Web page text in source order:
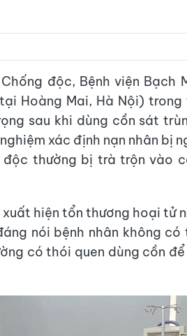
độc, Bệnh viện Bạch
Hoàng Mai, Hà Nội) trong
sau khi dùng cồn sát
xác định nạn nhân bị
thường bị trà trộn vào
xuất hiện tổn thương hoại tử
nói bệnh nhân không có
có thói quen dùng cồn